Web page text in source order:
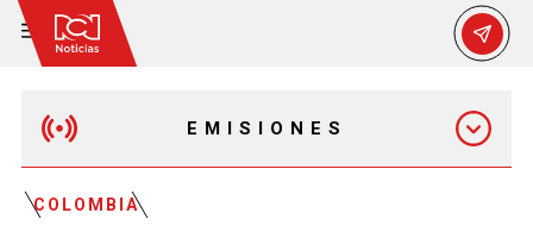
EMISIONES
COLOMBIA